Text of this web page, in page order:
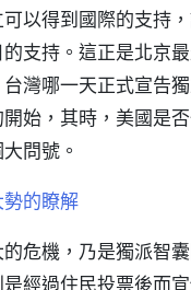
以得到國際的支持
支持。這正是北京
灣哪一天正式宣告
始，其時，美國是
問號。
的瞭解
危機，乃是獨派智
經過住民投票後而